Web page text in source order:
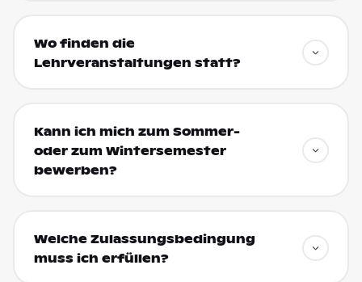
Wo finden die
Lehrveranstaltungen statt?
Kann ich mich zum Sommer-
oder zum Wintersemester
bewerben?
Welche Zulassungsbedingung
muss ich erfüllen?